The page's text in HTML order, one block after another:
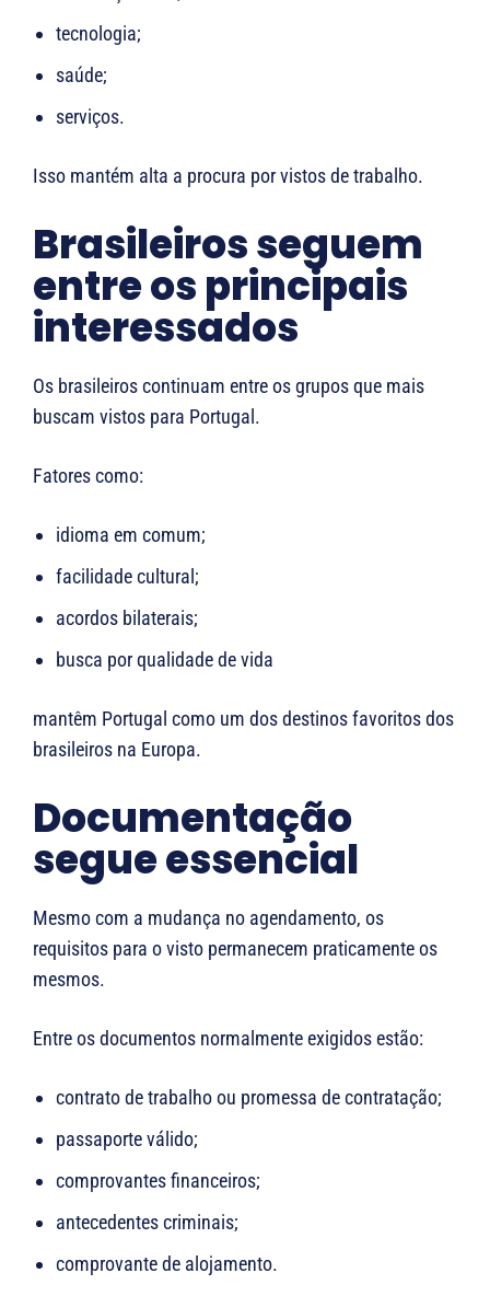
tecnologia;
saúde;
serviços.
Isso mantém alta a procura por vistos de trabalho.
Brasileiros seguem
entre os principais
interessados
Os brasileiros continuam entre os grupos que mais
buscam vistos para Portugal.
Fatores como:
idioma em comum;
facilidade cultural;
acordos bilaterais;
busca por qualidade de vida
mantêm Portugal como um dos destinos favoritos dos
brasileiros na Europa.
Documentação
segue essencial
Mesmo com a mudança no agendamento, os
requisitos para o visto permanecem praticamente os
mesmos.
Entre os documentos normalmente exigidos estão:
contrato de trabalho ou promessa de contratação;
passaporte válido;
comprovantes financeiros;
antecedentes criminais;
comprovante de alojamento.